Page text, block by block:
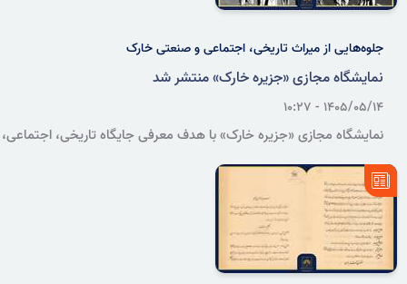
جلوه‌هایی از میراث تاریخی، اجتماعی و صنعتی خارک
نمایشگاه مجازی «جزیره خارک» منتشر شد
۱۴۰۵/۰۵/۱۴ - ۱۰:۲۷
نمایشگاه مجازی «جزیره خارک» با هدف معرفی جایگاه تاریخی، اجتماعی،
غیرکتابی، در وبگاه سازمان اسناد و کتابخانه ملی ایران در دسترس
پژوهشگران و علاقه‌مندان قرار گرفت.